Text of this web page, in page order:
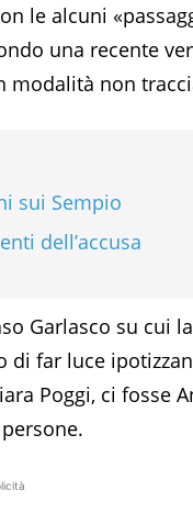
le alcuni
una recente
modalità non
sui Sempio
dell’accusa
Garlasco su cui
di far luce
Poggi, ci fosse